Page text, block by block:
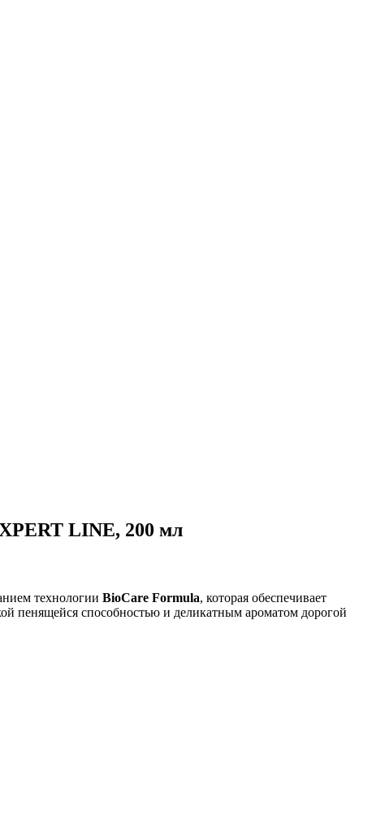
LINE, 200 мл
технологии BioCare Formula, которая обеспечивает
пенящейся способностью и деликатным ароматом дорогой